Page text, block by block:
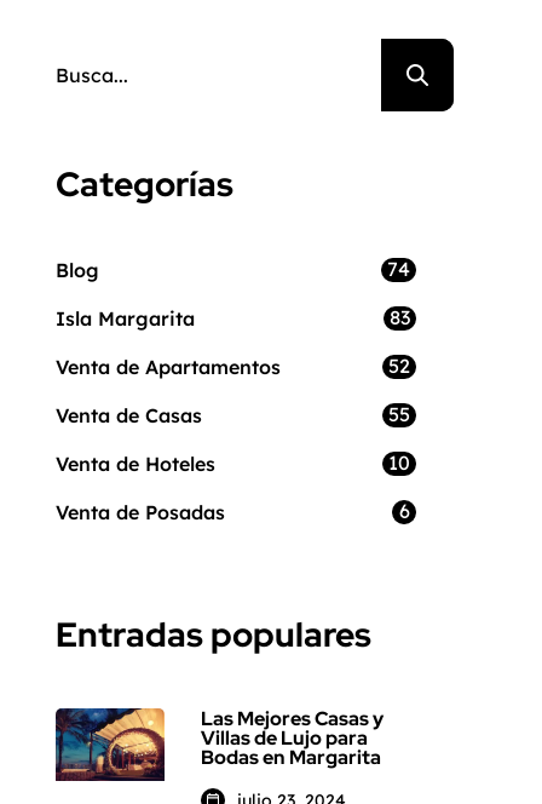
Categorías
Blog 74
Isla Margarita 83
Venta de Apartamentos 52
Venta de Casas 55
Venta de Hoteles 10
Venta de Posadas 6
Entradas populares
Las Mejores Casas y
Villas de Lujo para
Bodas en Margarita